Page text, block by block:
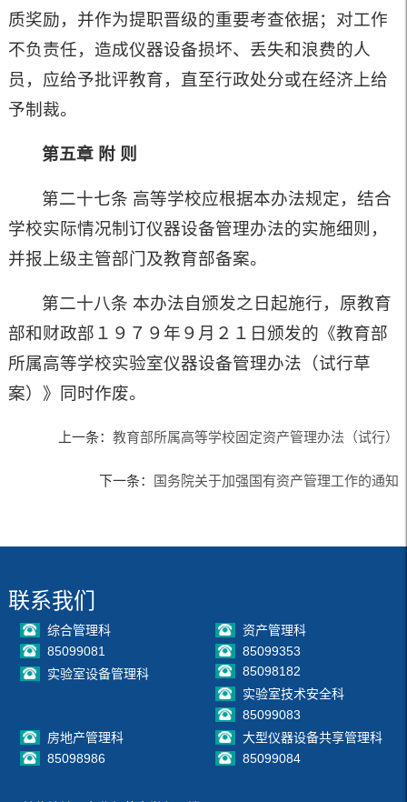
质奖励，并作为提职晋级的重要考查依据；对工作
不负责任，造成仪器设备损坏、丢失和浪费的人
员，应给予批评教育，直至行政处分或在经济上给
予制裁。
第五章 附 则
第二十七条 高等学校应根据本办法规定，结合
学校实际情况制订仪器设备管理办法的实施细则，
并报上级主管部门及教育部备案。
第二十八条 本办法自颁发之日起施行，原教育
部和财政部１９７９年９月２１日颁发的《教育部
所属高等学校实验室仪器设备管理办法（试行草
案）》同时作废。
上一条：教育部所属高等学校固定资产管理办法（试行）
下一条： 国务院关于加强国有资产管理工作的通知
联系我们
综合管理科
85099081
资产管理科
85099353
实验室设备管理科
85098182
实验室技术安全科
85099083
房地产管理科
85098986
大型仪器设备共享管理科
85099084